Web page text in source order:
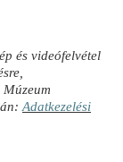
és videófelvétel
Adatkezelési